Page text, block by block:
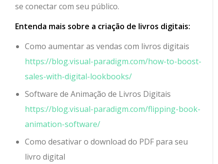
se conectar com seu público.
Entenda mais sobre a criação de livros digitais:
Como aumentar as vendas com livros digitais
https://blog.visual-paradigm.com/how-to-boost-
sales-with-digital-lookbooks/
Software de Animação de Livros Digitais
https://blog.visual-paradigm.com/flipping-book-
animation-software/
Como desativar o download do PDF para seu
livro digital